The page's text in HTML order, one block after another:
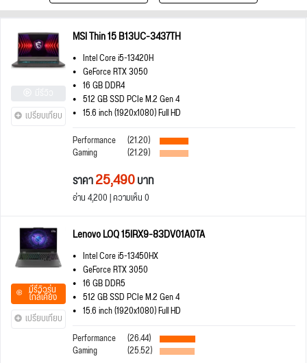
เปรียบเทียบ
MSI Thin 15 B13UC-3437TH
Intel Core i5-13420H
GeForce RTX 3050
16 GB DDR4
512 GB SSD PCIe M.2 Gen 4
15.6 inch (1920x1080) Full HD
Performance
(21.20)
Gaming (21.29)
ราคา25,490บาท
อ่าน 4,200 | ความเห็น 0
มีรีวิวรุ่น
ใกล้เคียง
เปรียบเทียบ
Lenovo LOQ 15IRX9-83DV01A0TA
Intel Core i5-13450HX
GeForce RTX 3050
16 GB DDR5
512 GB SSD PCIe M.2 Gen 4
15.6 inch (1920x1080) Full HD
Performance
(26.44)
Gaming (25.52)